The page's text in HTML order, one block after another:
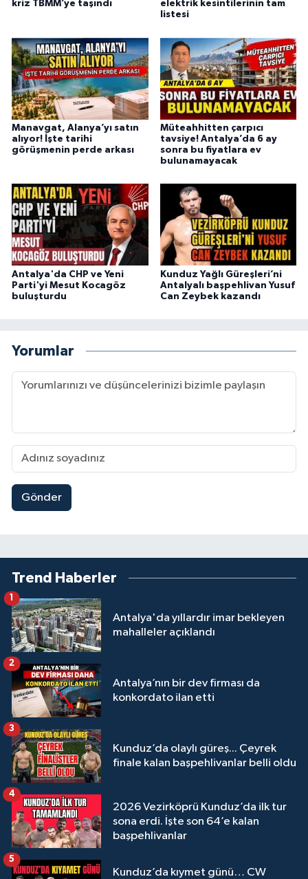
kriz TBMM’ye taşındı
elektrik kesintilerinin tam
listesi
Manavgat, Alanya’yı satın
alıyor! İşte tarihi
görüşmenin perde arkası
Müteahhitten çarpıcı
tavsiye! Antalya’da 6 ay
sonra bu fiyatlara ev
bulunamayacak
Antalya'da CHP ve Yeni
Parti'yi Mesut Kocagöz
buluşturdu
Kunduz Yağlı Güreşleri’ni
Antalyalı başpehlivan Yusuf
Can Zeybek kazandı
Yorumlar
Gönder
Trend Haberler
Antalya'da yıllardır imar bekleyen
mahalleler açıklandı
Antalya’nın bir dev firması da
konkordato ilan etti
2
Kunduz’da olaylı güreş... Çeyrek
finale kalan başpehlivanlar belli oldu
3
2026 Vezirköprü Kunduz’da ilk tur
sona erdi. İşte son 64’e kalan
başpehlivanlar
4
Kunduz’da kıymet günü… CW
5